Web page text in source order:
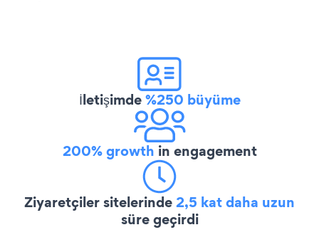
İletişimde%250 büyüme
200% growth in engagement
Ziyaretçiler sitelerinde2,5 kat daha uzun
süre geçirdi